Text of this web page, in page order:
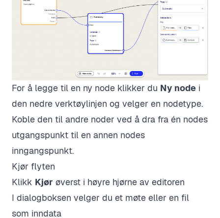
For å legge til en ny node klikker du Ny node i
den nedre verktøylinjen og velger en nodetype.
Koble den til andre noder ved å dra fra én nodes
utgangspunkt til en annen nodes
inngangspunkt.
Kjør flyten
Klikk Kjør øverst i høyre hjørne av editoren
I dialogboksen velger du et møte eller en fil
som inndata